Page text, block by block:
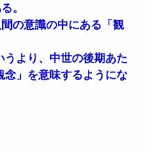
。
の意識の中にある「観
うより、中世の後期あた
念」を意味するようにな